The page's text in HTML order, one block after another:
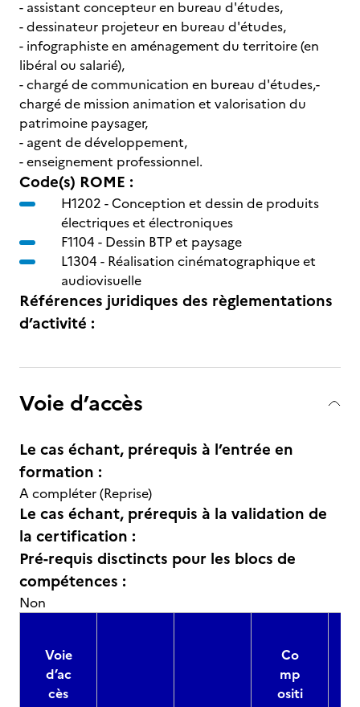
- assistant concepteur en bureau d'études,
- dessinateur projeteur en bureau d'études,
- infographiste en aménagement du territoire (en
libéral ou salarié),
- chargé de communication en bureau d'études,-
chargé de mission animation et valorisation du
patrimoine paysager,
- agent de développement,
- enseignement professionnel.
Code(s) ROME :
H1202 -Conception et dessin de produits
électriques et électroniques
F1104 - Dessin BTP et paysage
L1304 - Réalisation cinématographique et
audiovisuelle
Références juridiques des règlementations
d’activité :
Voie d’accès
Le cas échant, prérequis à l’entrée en
formation :
A compléter (Reprise)
Le cas échant, prérequis à la validation de
la certification :
Pré-requis disctincts pour les blocs de
compétences :
Non
Voie
d’ac
cès
Co
mp
ositi